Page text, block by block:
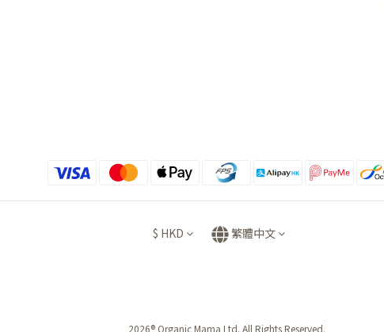
$ HKD 繁體中文
2026® Organic Mama Ltd. All Rights Reserved.